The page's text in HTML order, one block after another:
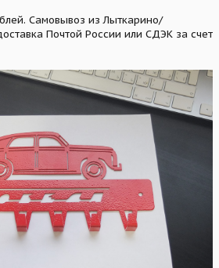
Самовывоз из Лыткарино/
Почтой России или СДЭК за счет